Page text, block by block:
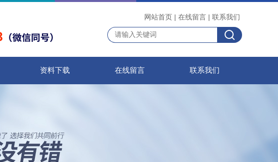
网站首页 | 在线留言 | 联系我们
资料下载 在线留言 联系我们